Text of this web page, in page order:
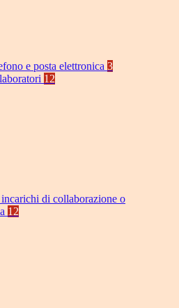
e posta elettronica 3
12
di collaborazione o
12